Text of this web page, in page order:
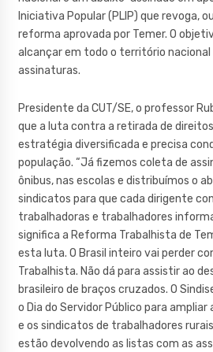
Iniciativa Popular (PLIP) que revoga,
reforma aprovada por Temer. O
alcançar em todo o território nacional
assinaturas.
Presidente da CUT/SE, o professor
que a luta contra a retirada de
estratégia diversificada e precisa
população. “Já fizemos coleta de
ônibus, nas escolas e distribuímos o
sindicatos para que cada dirigente
trabalhadoras e trabalhadores
significa a Reforma Trabalhista de
esta luta. O Brasil inteiro vai perder
Trabalhista. Não dá para assistir ao
brasileiro de braços cruzados. O
o Dia do Servidor Público para
e os sindicatos de trabalhadores
estão devolvendo as listas com as